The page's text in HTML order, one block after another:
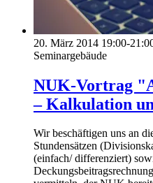
20. März 2014 19:00-
Seminargebäude
NUK-Vortrag
– Kalkulation
Wir beschäftigen uns an
Stundensätzen
(einfach/ differenziert)